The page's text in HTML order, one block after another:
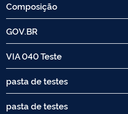
Composição
GOV.BR
VIA 040 Teste
pasta de testes
pasta de testes